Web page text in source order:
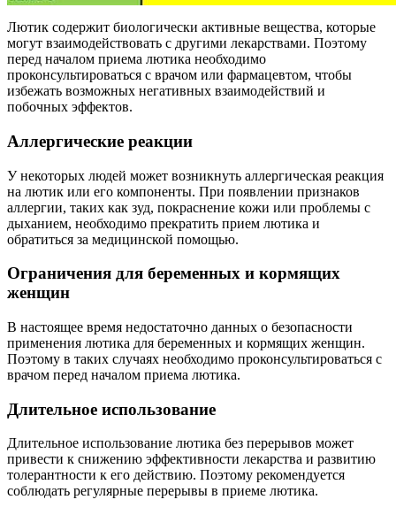
Лютик содержит биологически активные вещества, которые
могут взаимодействовать с другими лекарствами. Поэтому
перед началом приема лютика необходимо
проконсультироваться с врачом или фармацевтом, чтобы
избежать возможных негативных взаимодействий и
побочных эффектов.
Аллергические реакции
У некоторых людей может возникнуть аллергическая реакция
на лютик или его компоненты. При появлении признаков
аллергии, таких как зуд, покраснение кожи или проблемы с
дыханием, необходимо прекратить прием лютика и
обратиться за медицинской помощью.
Ограничения для беременных и кормящих
женщин
В настоящее время недостаточно данных о безопасности
применения лютика для беременных и кормящих женщин.
Поэтому в таких случаях необходимо проконсультироваться с
врачом перед началом приема лютика.
Длительное использование
Длительное использование лютика без перерывов может
привести к снижению эффективности лекарства и развитию
толерантности к его действию. Поэтому рекомендуется
соблюдать регулярные перерывы в приеме лютика.